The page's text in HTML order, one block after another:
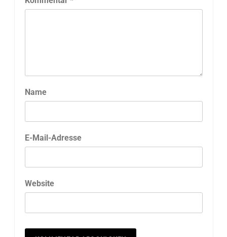
Name
E-Mail-Adresse
Website